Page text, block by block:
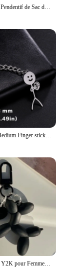
Porte-Clés avec Pendentif de Sac de Voiture pour Homme, Doigt du Milieu, Cœur à Cœur, Bijoux, Cadeaux pour Couple et Ami, Vente en Gros
Teamer funny Medium Finger sticker Keychain, drôle d'acier inoxydable tendance Doodle pendentif voiture clé chian, nouveau sac d'école porte - clés bijoux pour hommes cadeaux, vente en gros
Porte-clés Punk Y2K pour Femme, Pendentif de Sac, Bijoux, Bibelot, Voiture, Fille, Accessoires